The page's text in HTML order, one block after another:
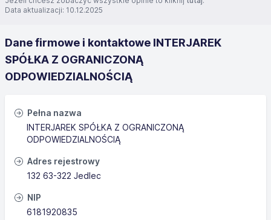
Data aktualizacji: 10.12.2025
Dane firmowe i kontaktowe INTERJAREK
SPÓŁKA Z OGRANICZONĄ
ODPOWIEDZIALNOŚCIĄ
Pełna nazwa
INTERJAREK SPÓŁKA Z OGRANICZONĄ
ODPOWIEDZIALNOŚCIĄ
Adres rejestrowy
132 63-322 Jedlec
NIP
6181920835